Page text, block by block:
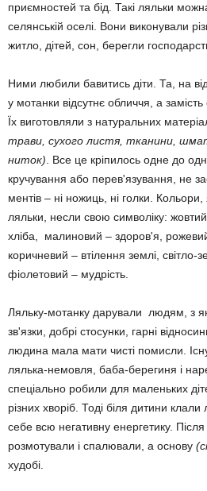
при­ємностей та бід. Такі ляльки
се­лян­ській оселі. Вони викону­вали
житло, дітей, сон, берегли
Ними любили бавитись діти. Та, на
у мотанки відсутнє об­лич­чя, а
Їх виго­тов­ляли з натуральних
тра­ви, сухого листя, тканини,
ниток) . Все це крі­пи­лось одне до
кручування або перев'язу­ва­ння, не
ментів – ні ножиць, ні голки.
ляльки, несли свою символіку:
хліба, малиновий – здо­ров'я, рожевий
коричневий – втілення землі, світло-
фіолетовий – мудрість.
Ляльку-мотанку дарували лю­дям, з
зв'язки, добрі стосунки, гарні
людина мала мати чисті по­мисли.
лялька-немовля, баба-берегиня і
спеціаль­но робили для малень­ких
різних хворіб. Тоді біля ди­тини
себе всю негативну енергетику.
розмотували і спалювали, а основу
худобі.